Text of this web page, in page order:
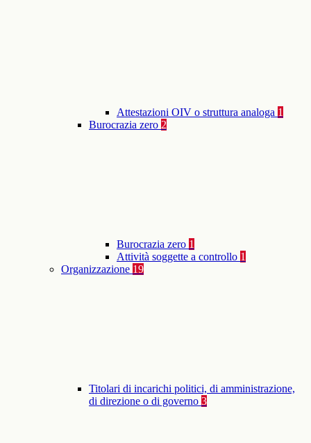
Attestazioni OIV o struttura analoga 1
Burocrazia zero 2
Burocrazia zero 1
Attività soggette a controllo 1
Organizzazione 19
Titolari di incarichi politici, di amministrazione,
di direzione o di governo 3